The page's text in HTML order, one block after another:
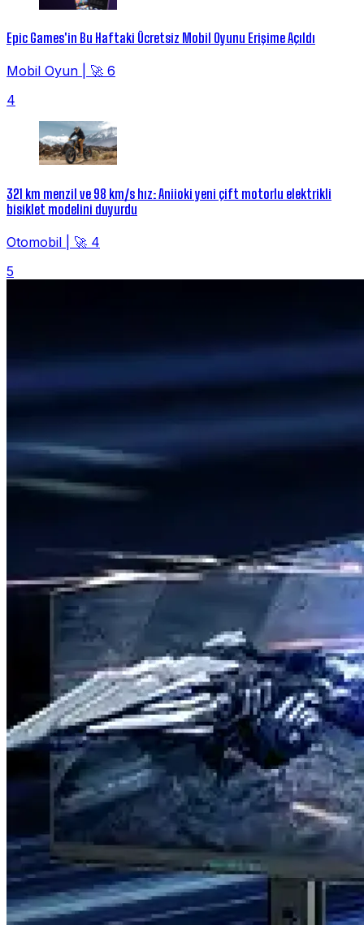
Epic Games'in Bu Haftaki Ücretsiz Mobil Oyunu Erişime Açıldı
Mobil Oyun
🚀 6
4
321 km menzil ve 98 km/s hız: Aniioki yeni çift motorlu elektrikli
bisiklet modelini duyurdu
Otomobil
🚀 4
5